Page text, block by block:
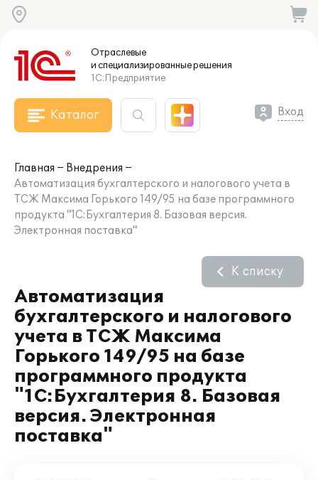
Отраслевые
и специализированныерешения
1С:Предприятие
Каталог Вход
Главная
Внедрения
Автоматизация бухгалтерского и налогового учета в
ТСЖ Максима Горького 149/95 на базе программного
продукта "1С:Бухгалтерия 8. Базовая версия.
Электронная поставка"
Автоматизация
бухгалтерского и налогового
учета в ТСЖ Максима
Горького 149/95 на базе
программного продукта
"1С:Бухгалтерия 8. Базовая
версия. Электронная
поставка"
К списку